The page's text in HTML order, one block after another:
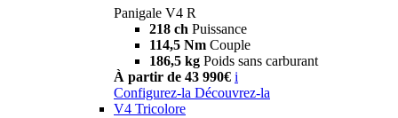
Panigale V4 R
218 ch Puissance
114,5 Nm Couple
186,5 kg Poids sans carburant
À partir de 43 990€ i
Configurez-la Découvrez-la
V4 Tricolore